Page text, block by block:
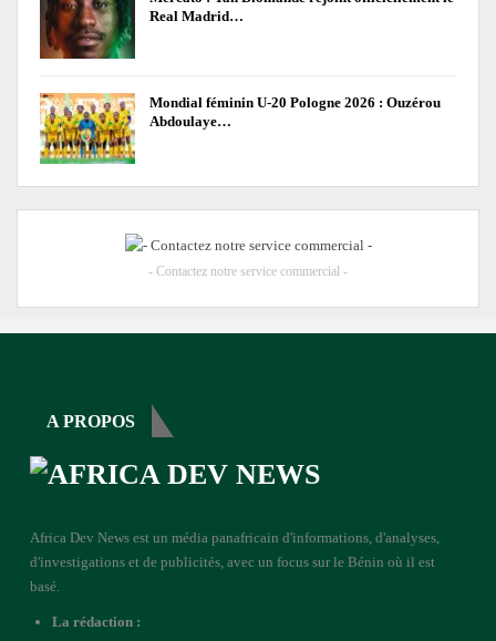
Real Madrid…
Mondial féminin U-20 Pologne 2026 : Ouzérou
Abdoulaye…
- Contactez notre service commercial -
A PROPOS
Africa Dev News est un média panafricain d'informations, d'analyses,
d'investigations et de publicités, avec un focus sur le Bénin où il est
basé.
La rédaction :